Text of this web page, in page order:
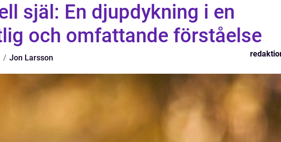
själ: En djupdykning i en
och omfattande förståelse
Jon Larsson